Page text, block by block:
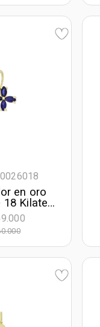
en oro
Kilates,
0.75 Ct y
en
0.02 Ct